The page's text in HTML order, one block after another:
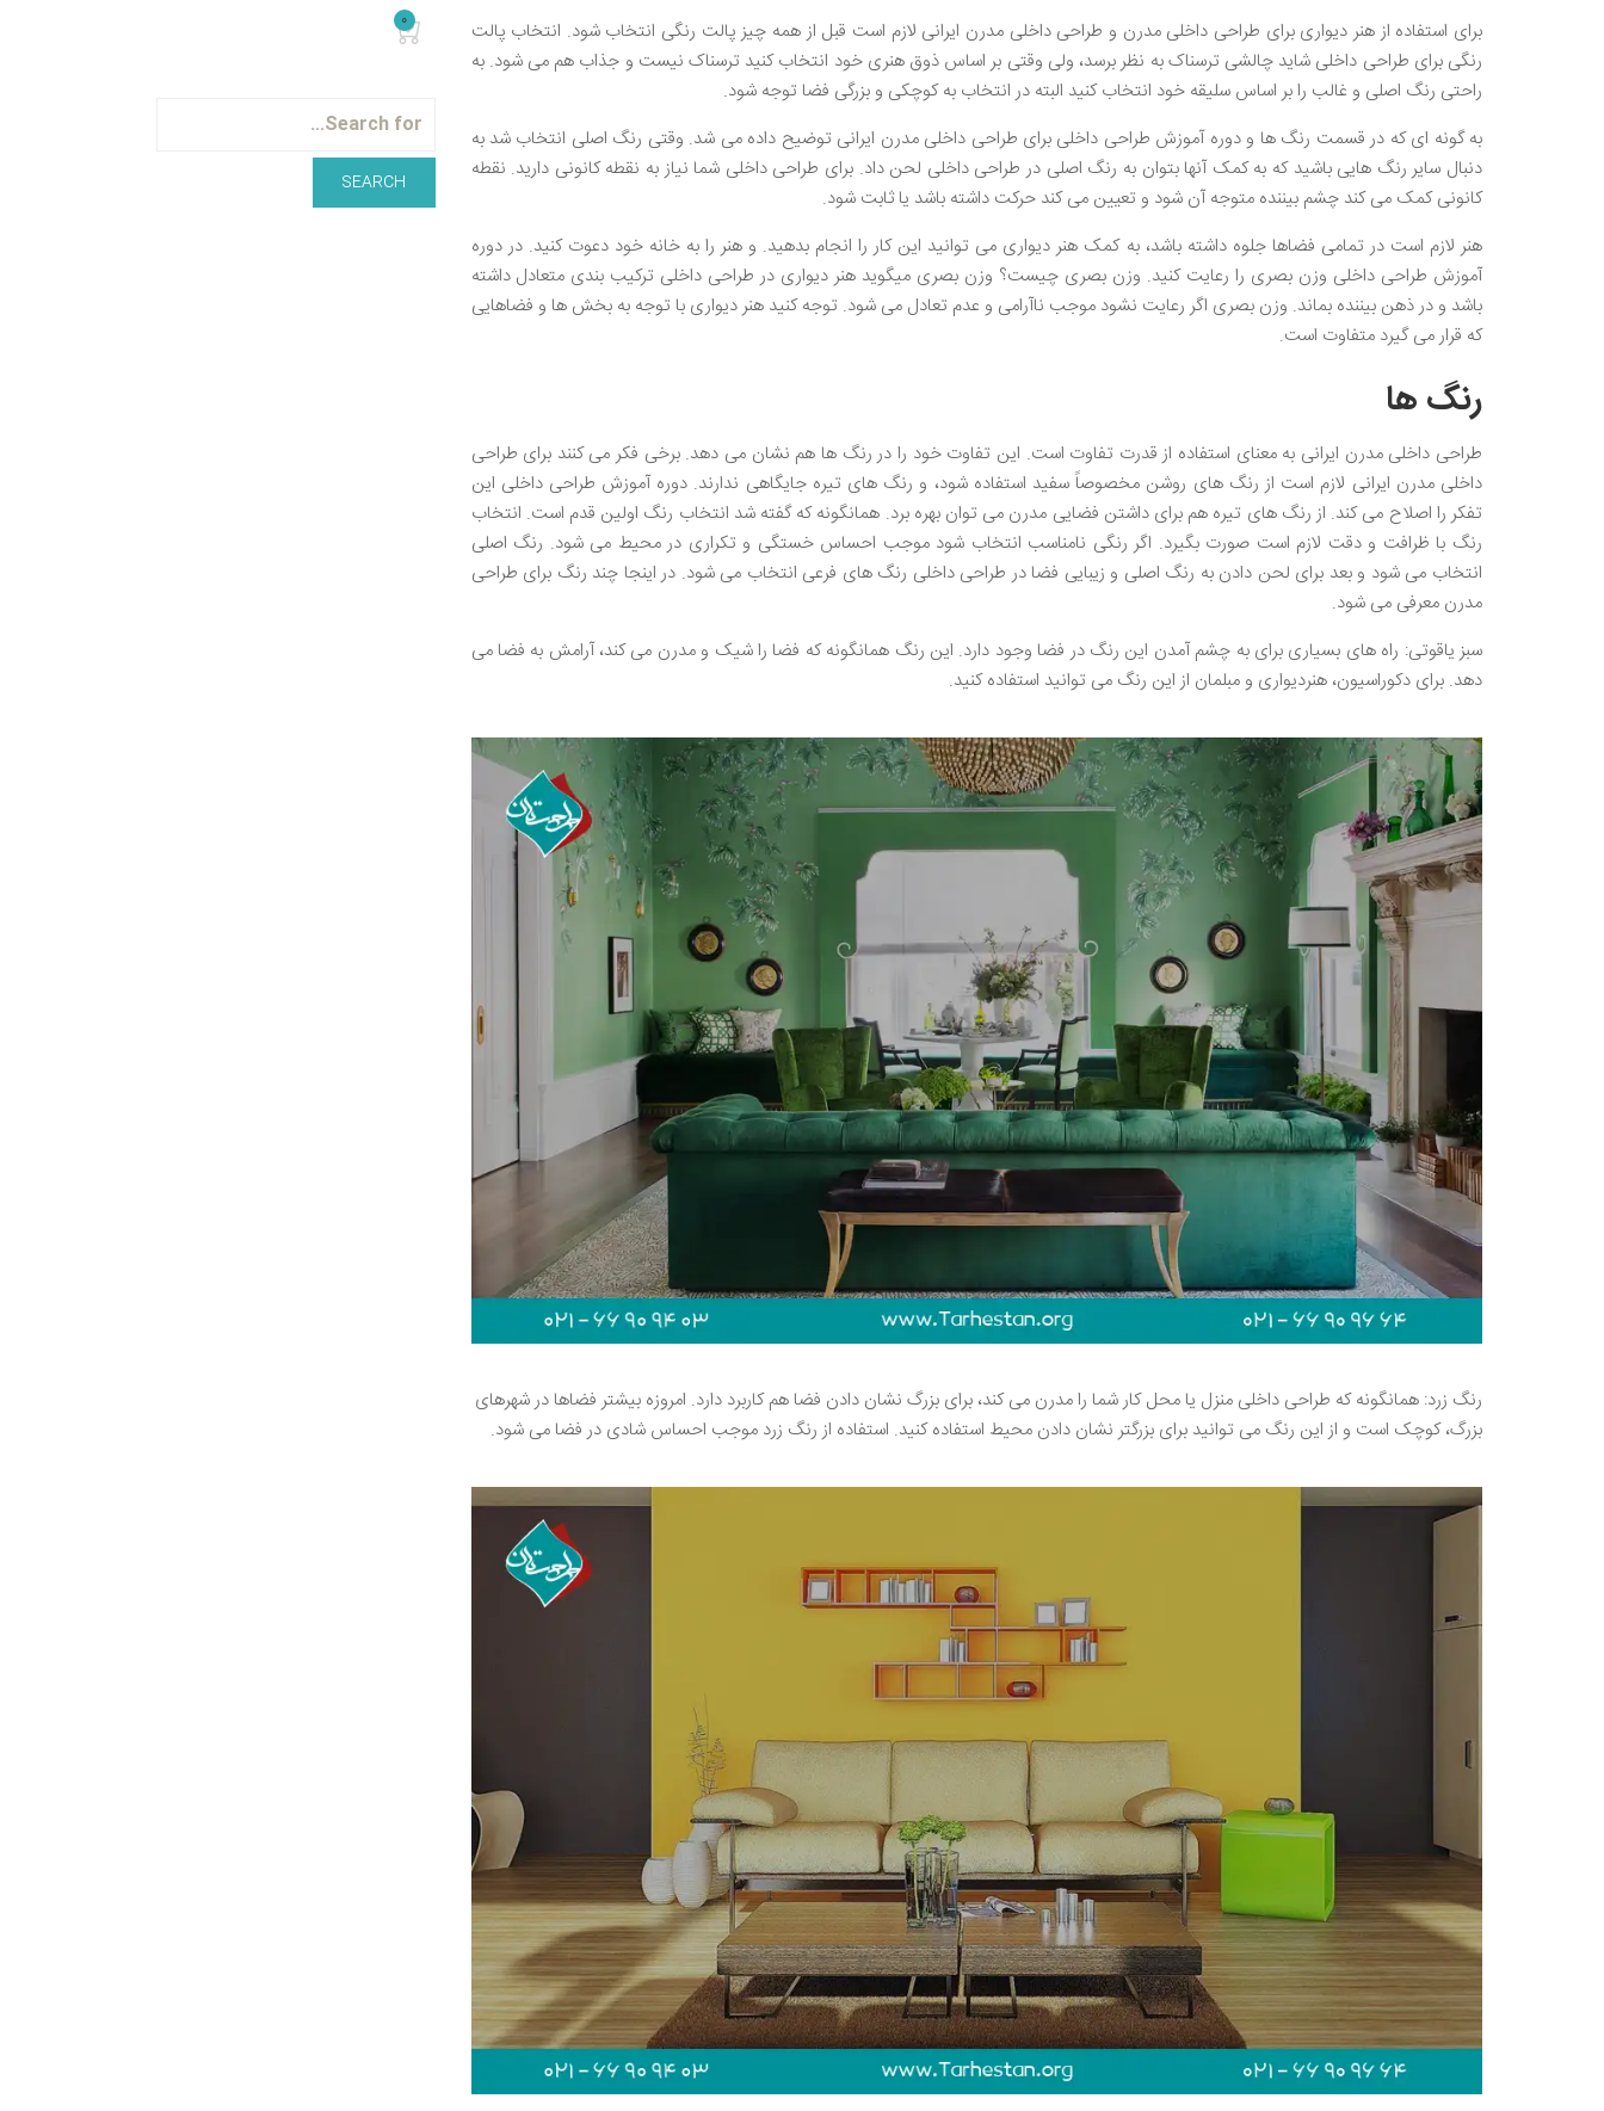
برای استفاده از هنر دیواری برای طراحی داخلی مدرن و طراحی داخلی مدرن ایرانی لازم است قبل از همه چیز پالت رنگی انتخاب شود. انتخاب پالت
رنگی برای طراحی داخلی شاید چالشی ترسناک به نظر برسد، ولی وقتی بر اساس ذوق هنری خود انتخاب کنید ترسناک نیست و جذاب هم می شود. به
راحتی رنگ اصلی و غالب را بر اساس سلیقه خود انتخاب کنید البته در انتخاب به کوچکی و بزرگی فضا توجه شود.
به گونه ای که در قسمت رنگ ها و دوره آموزش طراحی داخلی برای طراحی داخلی مدرن ایرانی توضیح داده می شد. وقتی رنگ اصلی انتخاب شد به
دنبال سایر رنگ هایی باشید که به کمک آنها بتوان به رنگ اصلی در طراحی داخلی لحن داد. برای طراحی داخلی شما نیاز به نقطه کانونی دارید. نقطه
کانونی کمک می کند چشم بیننده متوجه آن شود و تعیین می کند حرکت داشته باشد یا ثابت شود.
هنر لازم است در تمامی فضاها جلوه داشته باشد، به کمک هنر دیواری می توانید این کار را انجام بدهید. و هنر را به خانه خود دعوت کنید. در دوره
آموزش طراحی داخلی وزن بصری را رعایت کنید. وزن بصری چیست؟ وزن بصری میگوید هنر دیواری در طراحی داخلی ترکیب بندی متعادل داشته
باشد و در ذهن بیننده بماند. وزن بصری اگر رعایت نشود موجب ناآرامی و عدم تعادل می شود. توجه کنید هنر دیواری با توجه به بخش ها و فضاهایی
که قرار می گیرد متفاوت است.
رنگ ها
طراحی داخلی مدرن ایرانی به معنای استفاده از قدرت تفاوت است. این تفاوت خود را در رنگ ها هم نشان می دهد. برخی فکر می کنند برای طراحی
داخلی مدرن ایرانی لازم است از رنگ های روشن مخصوصاً سفید استفاده شود، و رنگ های تیره جایگاهی ندارند. دوره آموزش طراحی داخلی این
تفکر را اصلاح می کند. از رنگ های تیره هم برای داشتن فضایی مدرن می توان بهره برد. همانگونه که گفته شد انتخاب رنگ اولین قدم است. انتخاب
رنگ با ظرافت و دقت لازم است صورت بگیرد. اگر رنگی نامناسب انتخاب شود موجب احساس خستگی و تکراری در محیط می شود. رنگ اصلی
انتخاب می شود و بعد برای لحن دادن به رنگ اصلی و زیبایی فضا در طراحی داخلی رنگ های فرعی انتخاب می شود. در اینجا چند رنگ برای طراحی
مدرن معرفی می شود.
سبز یاقوتی: راه های بسیاری برای به چشم آمدن این رنگ در فضا وجود دارد. این رنگ همانگونه که فضا را شیک و مدرن می کند، آرامش به فضا می
دهد. برای دکوراسیون، هنردیواری و مبلمان از این رنگ می توانید استفاده کنید.
رنگ زرد: همانگونه که طراحی داخلی منزل یا محل کار شما را مدرن می کند، برای بزرگ نشان دادن فضا هم کاربرد دارد. امروزه بیشتر فضاها در شهرهای
بزرگ، کوچک است و از این رنگ می توانید برای بزرگتر نشان دادن محیط استفاده کنید. استفاده از رنگ زرد موجب احساس شادی در فضا می شود.
0